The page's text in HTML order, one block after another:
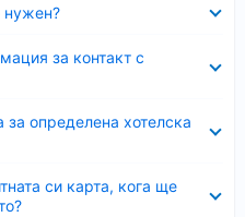
нужен?
за контакт с
определена хотелска
си карта, кога ще